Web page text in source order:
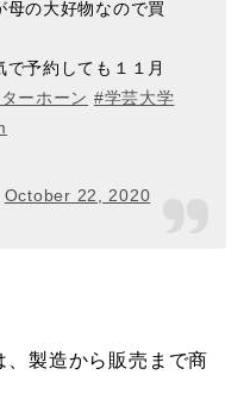
母の大好物なので買
予約しても１１月
ーホーン #学芸大学
October 22, 2020
製造から販売まで商